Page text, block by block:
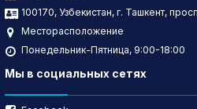
100170, Узбекистан, г. Ташкент,
Месторасположение
Понедельник-Пятница, 9:00-18:00
Мы в социальных сетях